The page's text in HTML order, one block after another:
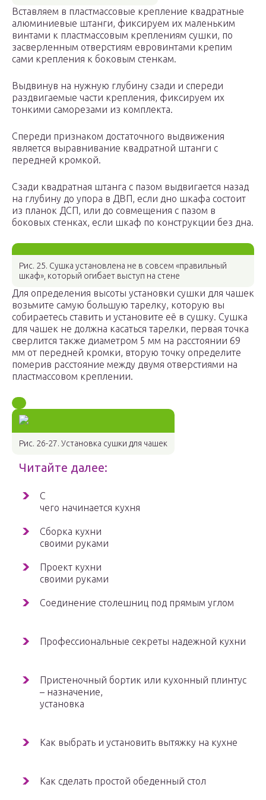
Вставляем в пластмассовые крепление квадратные
алюминиевые штанги, фиксируем их маленьким
винтами к пластмассовым креплениям сушки, по
засверленным отверстиям евровинтами крепим
сами крепления к боковым стенкам.
Выдвинув на нужную глубину сзади и спереди
раздвигаемые части крепления, фиксируем их
тонкими саморезами из комплекта.
Спереди признаком достаточного выдвижения
является выравнивание квадратной штанги с
передней кромкой.
Сзади квадратная штанга с пазом выдвигается назад
на глубину до упора в ДВП, если дно шкафа состоит
из планок ДСП, или до совмещения с пазом в
боковых стенках, если шкаф по конструкции без дна.
Рис. 25. Сушка установлена не в совсем «правильный
шкаф», который огибает выступ на стене
Для определения высоты установки сушки для чашек
возьмите самую большую тарелку, которую вы
собираетесь ставить и установите её в сушку. Сушка
для чашек не должна касаться тарелки, первая точка
сверлится также диаметром 5 мм на расстоянии 69
мм от передней кромки, вторую точку определите
померив расстояние между двумя отверстиями на
пластмассовом креплении.
Рис. 26-27. Установка сушки для чашек
Читайте далее:
С
чего начинается кухня
Сборка кухни
своими руками
Проект кухни
своими руками
Соединение столешниц под прямым углом
Профессиональные секреты надежной кухни
Пристеночный бортик или кухонный плинтус
– назначение,
установка
Как выбрать и установить вытяжку на кухне
Как сделать простой обеденный стол